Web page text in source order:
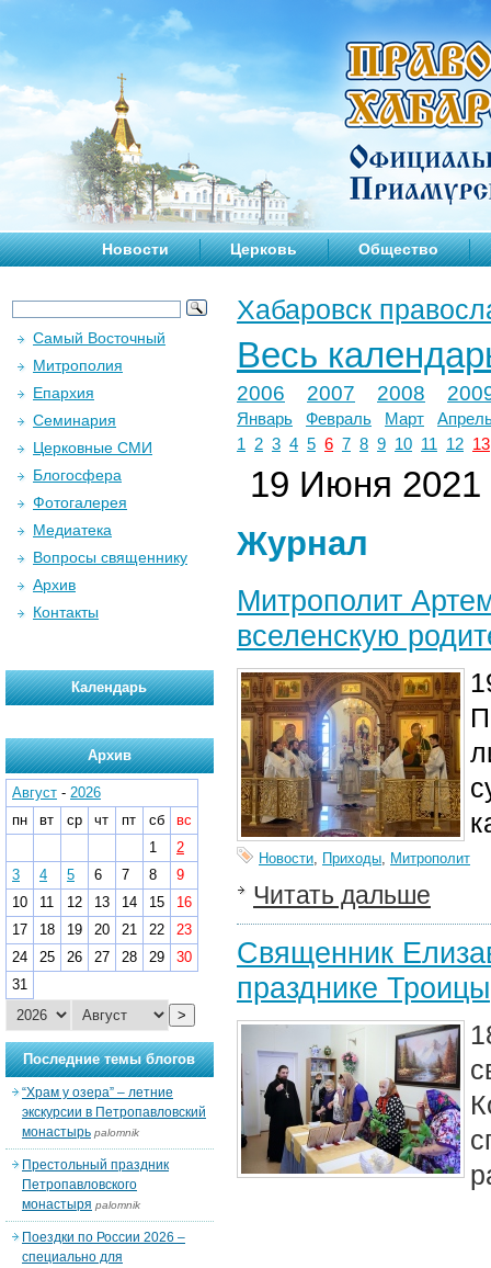
Новости Церковь Общество
Хабаровск
Весь
2006 2007 2008
Январь Февраль Март
1
2 3 4 5 6 7 8 9 10 11 12 13
19 Июня 2021
Журнал
Митрополит
вселенскую
Новости, Приходы, Митрополит
Читать дальше
Священник
празднике Троицы
Самый Восточный
Митрополия
Епархия
Семинария
Церковные СМИ
Блогосфера
Фотогалерея
Медиатека
Вопросы священнику
Архив
Контакты
Календарь
Архив
Август - 2026
пн
вт ср чт пт сб
вс
1
2
3
4 5 6 7 8
9
10
11 12 13 14 15
16
17
18 19 20 21 22
23
24
25 26 27 28 29
30
31
>
Последние темы блогов
“Храм у озера” – летние
экскурсии в Петропавловский
монастырь palomnik
Престольный праздник
Петропавловского
монастыря palomnik
Поездки по России 2026 –
специально для